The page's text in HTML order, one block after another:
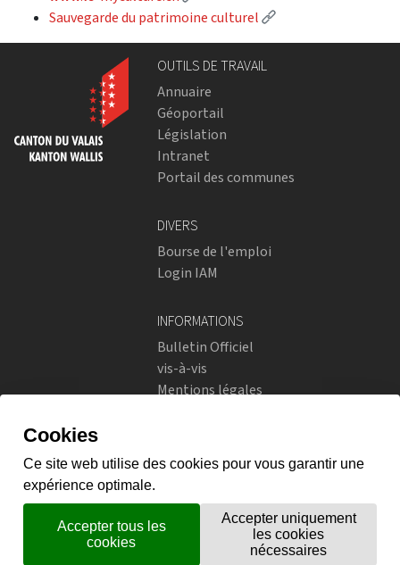
Sauvegarde du patrimoine culturel
(External link)
OUTILS DE TRAVAIL
Annuaire
Géoportail
Législation
Intranet
Portail des communes
DIVERS
Bourse de l'emploi
Login IAM
INFORMATIONS
Bulletin Officiel
vis-à-vis
Mentions légales
Instagram
flickr